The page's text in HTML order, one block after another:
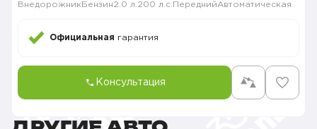
Внедорожник Бензин2.0 л. 200 л.с. ПереднийАвтоматическая
Официальная гарантия
Консультация